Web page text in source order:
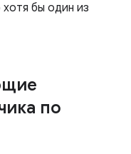
бы один из
по